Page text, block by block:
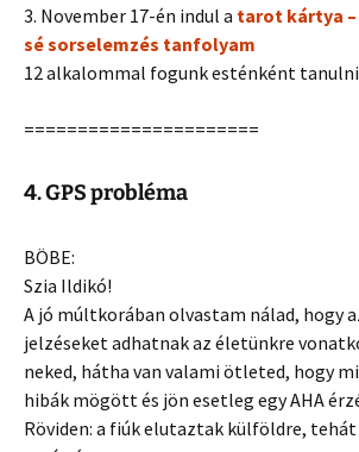
3. November 17-én indul a tarot kártya
sé sorselemzés tanfolyam
12 alkalommal fogunk esténként
======================
4. GPS probléma
BÖBE:
Szia Ildikó!
A jó múltkorában olvastam nálad, hogy
jelzéseket adhatnak az életünkre
neked, hátha van valami ötleted, hogy
hibák mögött és jön esetleg egy AHA
Röviden: a fiúk elutaztak külföldre,